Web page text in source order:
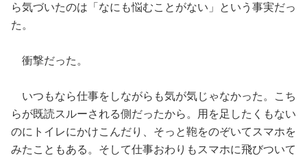
ら気づいたのは「なにも悩むことがない」という事実だっ
た。
衝撃だった。
いつもなら仕事をしながらも気が気じゃなかった。こち
らが既読スルーされる側だったから。用を足したくもない
のにトイレにかけこんだり、そっと鞄をのぞいてスマホを
みたこともある。そして仕事おわりもスマホに飛びついて